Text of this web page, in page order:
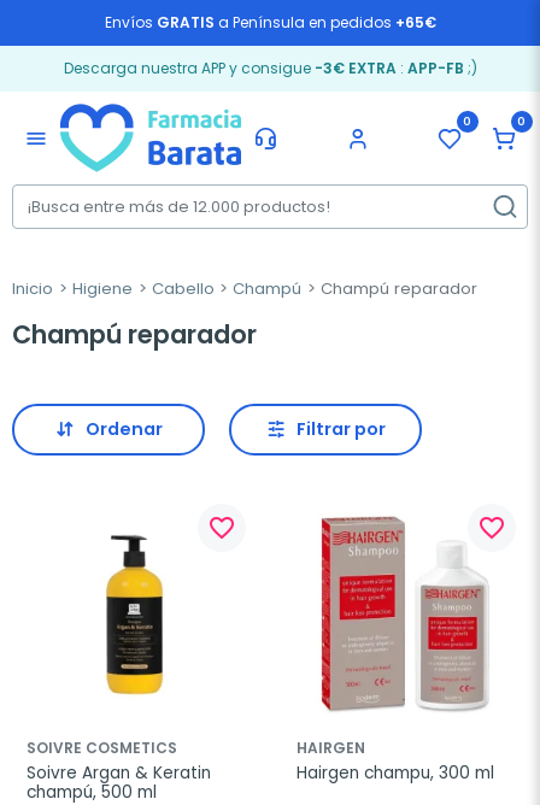
Envíos GRATIS a Península en pedidos +65€
Descarga nuestra APP y consigue -3€ EXTRA: APP-FB ;)
menu
0 0
Inicio Higiene Cabello Champú Champú reparador
Champú reparador
Ordenar Filtrar por
favorite_border
SOIVRE COSMETICS
Soivre Argan & Keratin
champú, 500 ml
favorite_border
HAIRGEN
Hairgen champu, 300 ml